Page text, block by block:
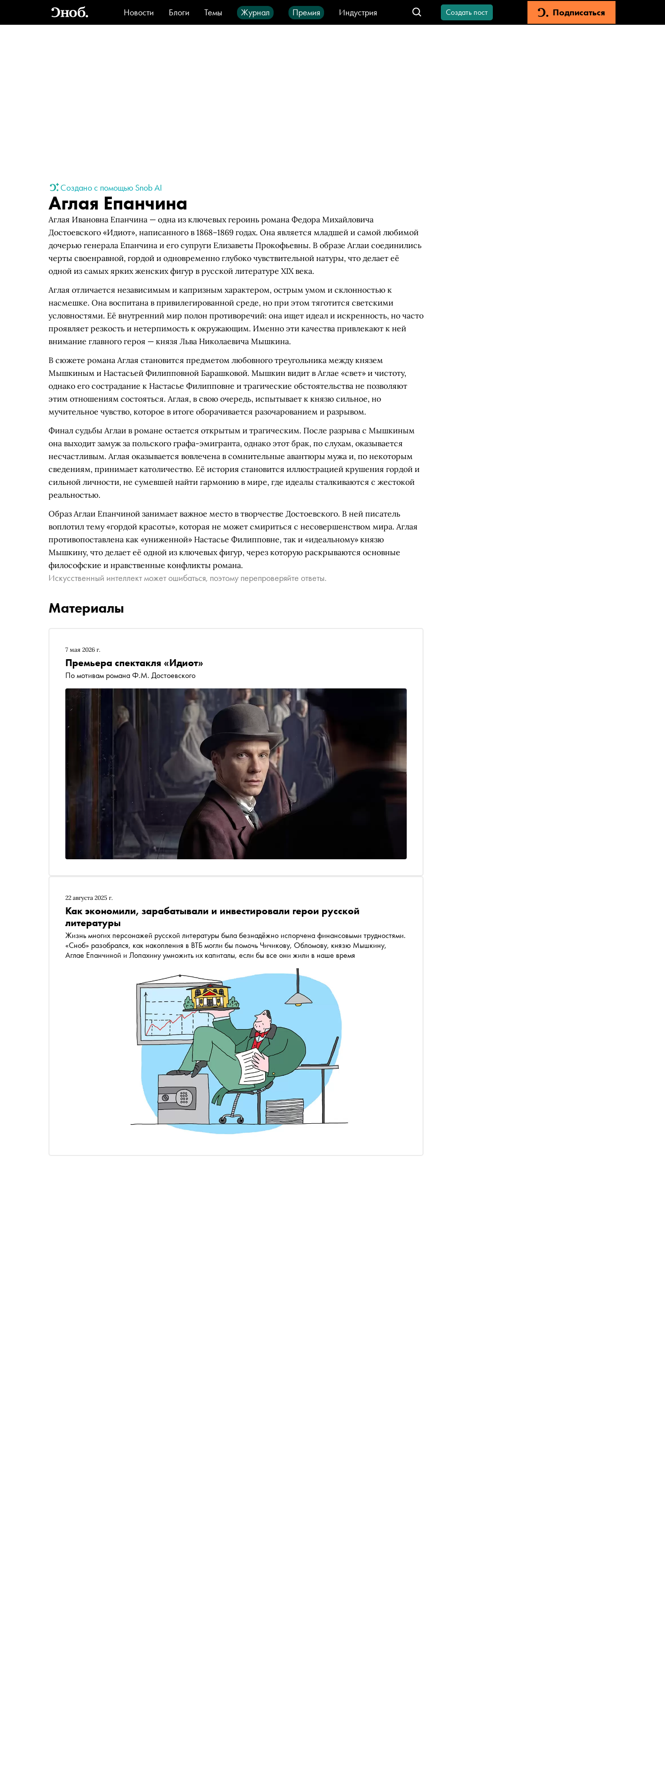
Новости Блоги Темы Журнал Премия
Индустрия
Стиль
Видео Город IT-продукты
Создать пост Подписаться
Создано с помощью Snob AI
Аглая Епанчина
Аглая Ивановна Епанчина — одна из ключевых героинь романа Федора Михайловича
Достоевского «Идиот», написанного в 1868–1869 годах. Она является младшей и самой любимой
дочерью генерала Епанчина и его супруги Елизаветы Прокофьевны. В образе Аглаи соединились
черты своенравной, гордой и одновременно глубоко чувствительной натуры, что делает её
одной из самых ярких женских фигур в русской литературе XIX века.
Аглая отличается независимым и капризным характером, острым умом и склонностью к
насмешке. Она воспитана в привилегированной среде, но при этом тяготится светскими
условностями. Её внутренний мир полон противоречий: она ищет идеал и искренность, но часто
проявляет резкость и нетерпимость к окружающим. Именно эти качества привлекают к ней
внимание главного героя — князя Льва Николаевича Мышкина.
В сюжете романа Аглая становится предметом любовного треугольника между князем
Мышкиным и Настасьей Филипповной Барашковой. Мышкин видит в Аглае «свет» и чистоту,
однако его сострадание к Настасье Филипповне и трагические обстоятельства не позволяют
этим отношениям состояться. Аглая, в свою очередь, испытывает к князю сильное, но
мучительное чувство, которое в итоге оборачивается разочарованием и разрывом.
Финал судьбы Аглаи в романе остается открытым и трагическим. После разрыва с Мышкиным
она выходит замуж за польского графа-эмигранта, однако этот брак, по слухам, оказывается
несчастливым. Аглая оказывается вовлечена в сомнительные авантюры мужа и, по некоторым
сведениям, принимает католичество. Её история становится иллюстрацией крушения гордой и
сильной личности, не сумевшей найти гармонию в мире, где идеалы сталкиваются с жестокой
реальностью.
Образ Аглаи Епанчиной занимает важное место в творчестве Достоевского. В ней писатель
воплотил тему «гордой красоты», которая не может смириться с несовершенством мира. Аглая
противопоставлена как «униженной» Настасье Филипповне, так и «идеальному» князю
Мышкину, что делает её одной из ключевых фигур, через которую раскрываются основные
философские и нравственные конфликты романа.
Искусственный интеллект может ошибаться, поэтому перепроверяйте ответы.
Материалы
7 мая 2026 г.
Премьера спектакля «Идиот»
По мотивам романа Ф.М. Достоевского
22 августа 2025 г.
Как экономили, зарабатывали и инвестировали герои русской
литературы
Жизнь многих персонажей русской литературы была безнадёжно испорчена финансовыми трудностями.
«Сноб» разобрался, как накопления в ВТБ могли бы помочь Чичикову, Обломову, князю Мышкину,
Аглае Епанчиной и Лопахину умножить их капиталы, если бы все они жили в наше время